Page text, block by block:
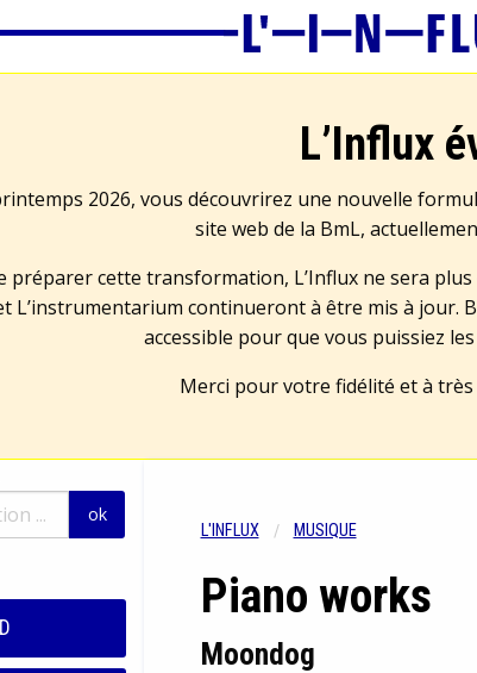
L’Influx
2026, vous découvrirez une nouvelle
site web de la BmL,
préparer cette transformation, L’Influx ne sera
L’instrumentarium continueront à être mis à jour.
accessible pour que vous puissiez
Merci pour votre fidélité et à
L'INFLUX MUSIQUE
Piano works
Moondog